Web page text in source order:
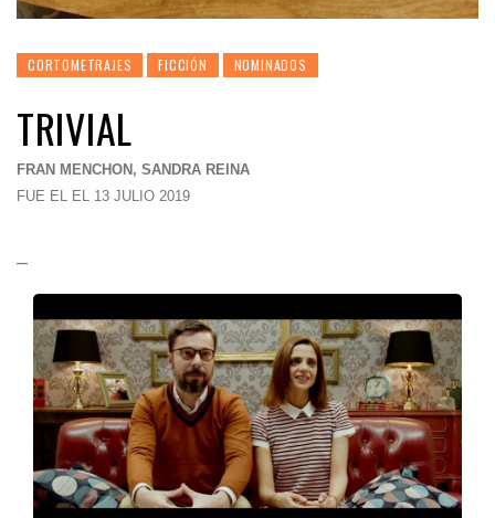
CORTOMETRAJES FICCIÓN NOMINADOS
TRIVIAL
FRAN MENCHON, SANDRA REINA
FUE EL EL 13 JULIO 2019
–